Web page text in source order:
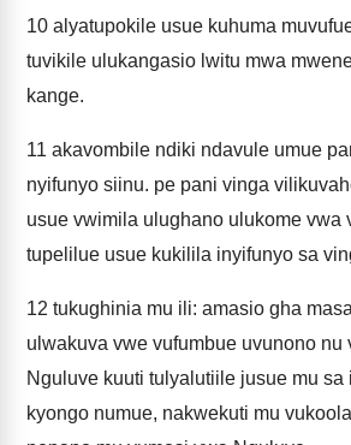
10 alyatupokile usue kuhuma
tuvikile ulukangasio lwitu mwa
kange.
11 akavombile ndiki ndavule umue
nyifunyo siinu. pe pani vinga
usue vwimila ulughano ulukome vwa
tupelilue usue kukilila inyifunyo sa
12 tukughinia mu ili: amasio gha
ulwakuva vwe vufumbue uvunono nu
Nguluve kuuti tulyalutiile jusue mu
kyongo numue, nakwekuti mu